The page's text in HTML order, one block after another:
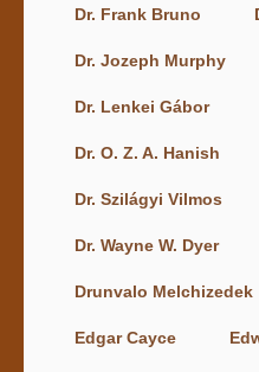
Dr. Frank Bruno
Dr. Jozeph Murphy
Dr. Lenkei Gábor
Dr. O. Z. A. Hanish
Dr. Szilágyi Vilmos
Dr. Wayne W. Dyer
Drunvalo Melchizedek
Edgar Cayce